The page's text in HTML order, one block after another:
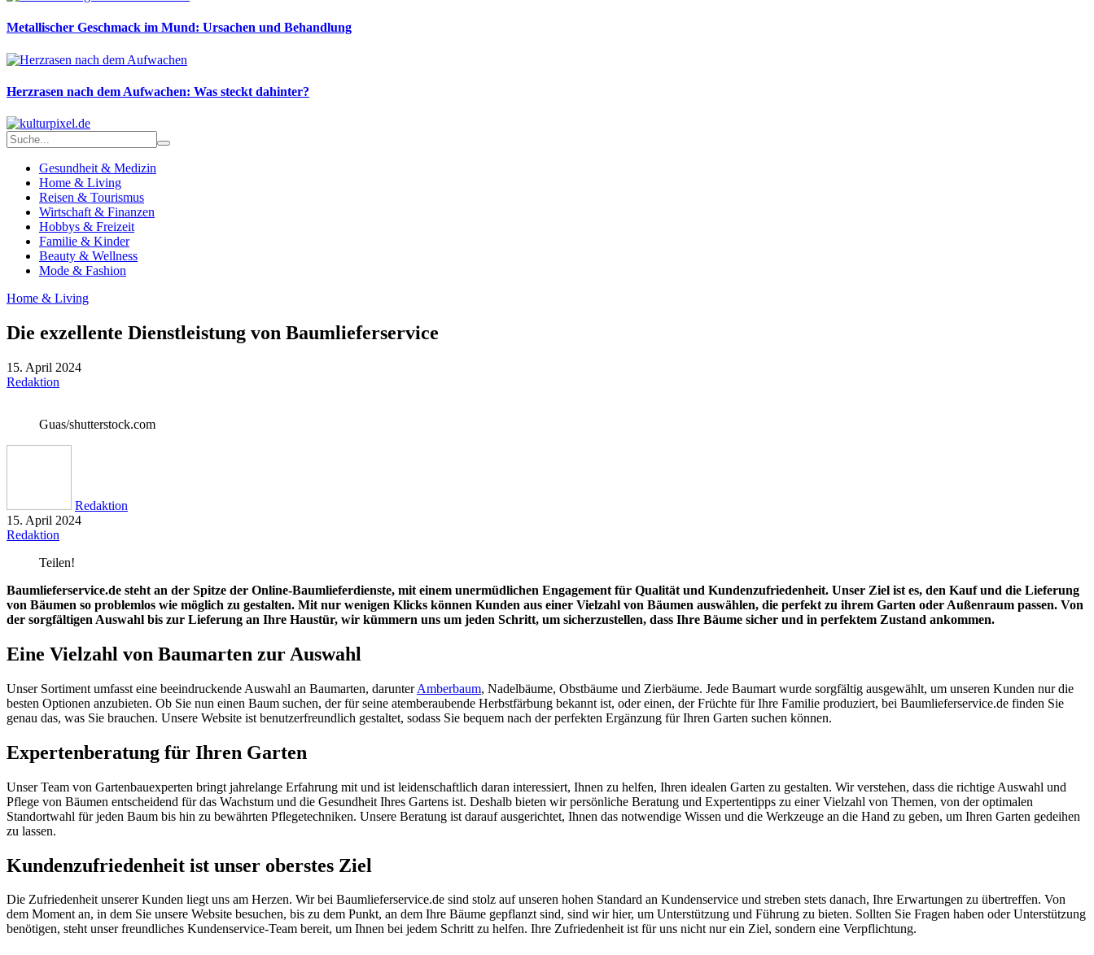
Metallischer Geschmack im Mund: Ursachen und Behandlung
Herzrasen nach dem Aufwachen: Was steckt dahinter?
Gesundheit & Medizin
Home & Living
Reisen & Tourismus
Wirtschaft & Finanzen
Hobbys & Freizeit
Familie & Kinder
Beauty & Wellness
Mode & Fashion
Home & Living
Die exzellente Dienstleistung von Baumlieferservice
15. April 2024
Redaktion
Guas/shutterstock.com
Redaktion
15. April 2024
Redaktion
Teilen!
Baumlieferservice.de steht an der Spitze der Online-Baumlieferdienste, mit einem unermüdlichen Engagement für Qualität und Kundenzufriedenheit. Unser Ziel ist es, den Kauf und die Lieferung
von Bäumen so problemlos wie möglich zu gestalten. Mit nur wenigen Klicks können Kunden aus einer Vielzahl von Bäumen auswählen, die perfekt zu ihrem Garten oder Außenraum passen. Von
der sorgfältigen Auswahl bis zur Lieferung an Ihre Haustür, wir kümmern uns um jeden Schritt, um sicherzustellen, dass Ihre Bäume sicher und in perfektem Zustand ankommen.
Eine Vielzahl von Baumarten zur Auswahl
Unser Sortiment umfasst eine beeindruckende Auswahl an Baumarten, darunterAmberbaum, Nadelbäume, Obstbäume und Zierbäume. Jede Baumart wurde sorgfältig ausgewählt, um unseren Kunden nur die
besten Optionen anzubieten. Ob Sie nun einen Baum suchen, der für seine atemberaubende Herbstfärbung bekannt ist, oder einen, der Früchte für Ihre Familie produziert, bei Baumlieferservice.de finden Sie
genau das, was Sie brauchen. Unsere Website ist benutzerfreundlich gestaltet, sodass Sie bequem nach der perfekten Ergänzung für Ihren Garten suchen können.
Expertenberatung für Ihren Garten
Unser Team von Gartenbauexperten bringt jahrelange Erfahrung mit und ist leidenschaftlich daran interessiert, Ihnen zu helfen, Ihren idealen Garten zu gestalten. Wir verstehen, dass die richtige Auswahl und
Pflege von Bäumen entscheidend für das Wachstum und die Gesundheit Ihres Gartens ist. Deshalb bieten wir persönliche Beratung und Expertentipps zu einer Vielzahl von Themen, von der optimalen
Standortwahl für jeden Baum bis hin zu bewährten Pflegetechniken. Unsere Beratung ist darauf ausgerichtet, Ihnen das notwendige Wissen und die Werkzeuge an die Hand zu geben, um Ihren Garten gedeihen
zu lassen.
Kundenzufriedenheit ist unser oberstes Ziel
Die Zufriedenheit unserer Kunden liegt uns am Herzen. Wir bei Baumlieferservice.de sind stolz auf unseren hohen Standard an Kundenservice und streben stets danach, Ihre Erwartungen zu übertreffen. Von
dem Moment an, in dem Sie unsere Website besuchen, bis zu dem Punkt, an dem Ihre Bäume gepflanzt sind, sind wir hier, um Unterstützung und Führung zu bieten. Sollten Sie Fragen haben oder Unterstützung
benötigen, steht unser freundliches Kundenservice-Team bereit, um Ihnen bei jedem Schritt zu helfen. Ihre Zufriedenheit ist für uns nicht nur ein Ziel, sondern eine Verpflichtung.